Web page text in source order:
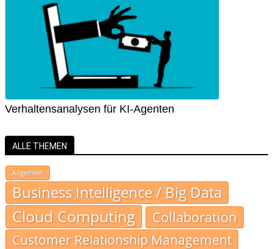
Verhaltensanalysen für KI-Agenten
ALLE THEMEN
Allgemein
Business Intelligence / Big Data
Cloud Computing Collaboration
Customer Relationship Management